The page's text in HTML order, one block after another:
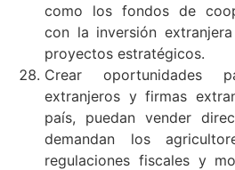
como los fondos de
con la inversión
proyectos estratégicos.
Crear oportunidades
extranjeros y firmas
país, puedan vender
demandan los
regulaciones fiscales y